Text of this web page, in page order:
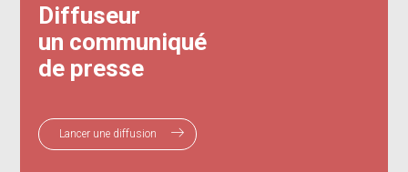
Diffuseur
un communiqué
de presse
Lancer une diffusion